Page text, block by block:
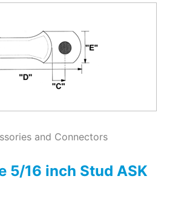
and Connectors
5/16 inch Stud ASK